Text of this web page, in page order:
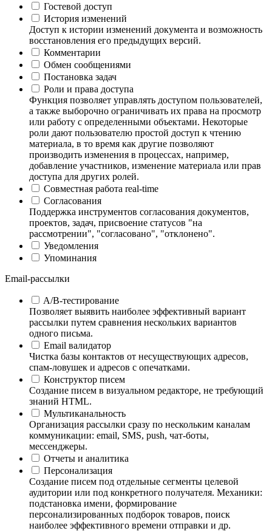
Гостевой доступ
История изменений
Доступ к истории изменений документа и возможность
восстановления его предыдущих версий.
Комментарии
Обмен сообщениями
Постановка задач
Роли и права доступа
Функция позволяет управлять доступом пользователей,
а также выборочно ограничивать их права на просмотр
или работу с определенными объектами. Некоторые
роли дают пользователю простой доступ к чтению
материала, в то время как другие позволяют
производить изменения в процессах, например,
добавление участников, изменение материала или прав
доступа для других ролей.
Совместная работа real-time
Согласования
Поддержка инструментов согласования документов,
проектов, задач, присвоение статусов "на
рассмотрении", "согласовано", "отклонено".
Уведомления
Упоминания
Email-рассылки
A/B-тестирование
Позволяет выявить наиболее эффективный вариант
рассылки путем сравнения нескольких вариантов
одного письма.
Email валидатор
Чистка базы контактов от несуществующих адресов,
спам-ловушек и адресов с опечатками.
Конструктор писем
Создание писем в визуальном редакторе, не требующий
знаний HTML.
Мультиканальность
Организация рассылки сразу по нескольким каналам
коммуникации: email, SMS, push, чат-боты,
мессенджеры.
Отчеты и аналитика
Персонализация
Создание писем под отдельные сегменты целевой
аудитории или под конкретного получателя. Механики:
подстановка имени, формирование
персонализированных подборок товаров, поиск
наиболее эффективного времени отправки и др.